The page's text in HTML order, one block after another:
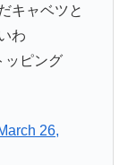
キャベツと
わ
ッピング
26,